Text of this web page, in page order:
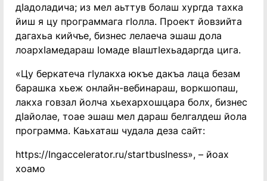
дӀадоладича; из мел аьттув болаш хургда тахка
йиш я цу программага гӀолла. Проект йовзийта
дагахьа кийчъе, бизнес лелаеча эшаш дола
лоархӀамедараш Ӏомаде вӀаштӀехьадаргда цига.
«Цу беркатеча гӀулакха юкъе дакъа лаца безам
барашка хьеж онлайн-вебинараш, воркшопаш,
лакха говзал йолча хьехархошцара болх, бизнес
дӀайолае, тоае эшаш мел дараш белгалдеш йола
программа. Каьхаташ чудала деза сайт:
https://Ӏngaccelerator.ru/startbusӀness», – йоах
хоамо